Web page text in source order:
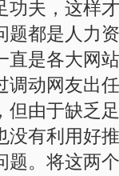
功夫，这样
题都是人力
直是各大网
调动网友出
但由于缺乏
没有利用好
题。将这两